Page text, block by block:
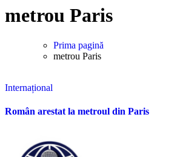
metrou Paris
Prima pagină
metrou Paris
Internațional
Român arestat la metroul din Paris